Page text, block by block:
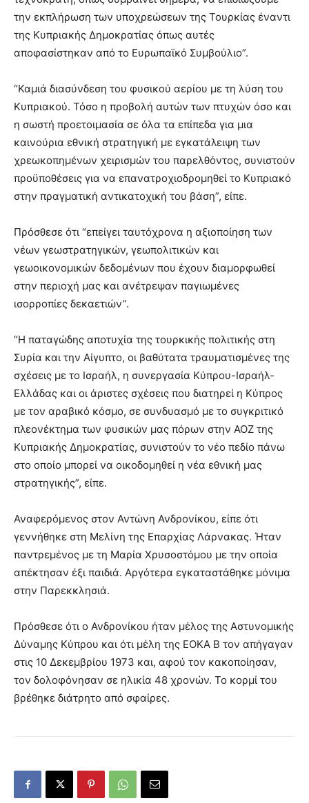
την εκπλήρωση των υποχρεώσεων της Τουρκίας έναντι
της Κυπριακής Δημοκρατίας όπως αυτές
αποφασίστηκαν από το Ευρωπαϊκό Συμβούλιο”.
“Καμιά διασύνδεση του φυσικού αερίου με τη λύση του
Κυπριακού. Τόσο η προβολή αυτών των πτυχών όσο και
η σωστή προετοιμασία σε όλα τα επίπεδα για μια
καινούρια εθνική στρατηγική με εγκατάλειψη των
χρεωκοπημένων χειρισμών του παρελθόντος, συνιστούν
προϋποθέσεις για να επανατροχιοδρομηθεί το Κυπριακό
στην πραγματική αντικατοχική του βάση”, είπε.
Πρόσθεσε ότι “επείγει ταυτόχρονα η αξιοποίηση των
νέων γεωστρατηγικών, γεωπολιτικών και
γεωοικονομικών δεδομένων που έχουν διαμορφωθεί
στην περιοχή μας και ανέτρεψαν παγιωμένες
ισορροπίες δεκαετιών”.
“Η παταγώδης αποτυχία της τουρκικής πολιτικής στη
Συρία και την Αίγυπτο, οι βαθύτατα τραυματισμένες της
σχέσεις με το Ισραήλ, η συνεργασία Κύπρου-Ισραήλ-
Ελλάδας και οι άριστες σχέσεις που διατηρεί η Κύπρος
με τον αραβικό κόσμο, σε συνδυασμό με το συγκριτικό
πλεονέκτημα των φυσικών μας πόρων στην ΑΟΖ της
Κυπριακής Δημοκρατίας, συνιστούν το νέο πεδίο πάνω
στο οποίο μπορεί να οικοδομηθεί η νέα εθνική μας
στρατηγικής”, είπε.
Αναφερόμενος στον Αντώνη Ανδρονίκου, είπε ότι
γεννήθηκε στη Μελίνη της Επαρχίας Λάρνακας. Ήταν
παντρεμένος με τη Μαρία Χρυσοστόμου με την οποία
απέκτησαν έξι παιδιά. Αργότερα εγκαταστάθηκε μόνιμα
στην Παρεκκλησιά.
Πρόσθεσε ότι ο Ανδρονίκου ήταν μέλος της Αστυνομικής
Δύναμης Κύπρου και ότι μέλη της ΕΟΚΑ Β τον απήγαγαν
στις 10 Δεκεμβρίου 1973 και, αφού τον κακοποίησαν,
τον δολοφόνησαν σε ηλικία 48 χρονών. Το κορμί του
βρέθηκε διάτρητο από σφαίρες.